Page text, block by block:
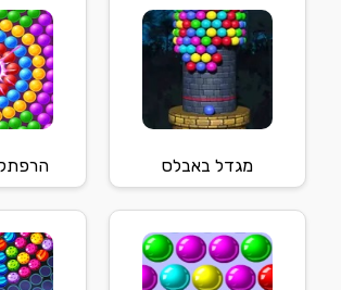
מגדל באבלס